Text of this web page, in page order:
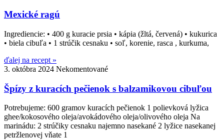
Mexické ragú
Ingrediencie: • 400 g kuracie prsia • kápia (žltá, červená) • kukurica
• biela cibuľa • 1 strúčik cesnaku • soľ, korenie, rasca , kurkuma,
ďalej na recept »
3. októbra 2024 Nekomentované
Špízy z kuracích pečienok s balzamikovou cibuľou
Potrebujeme: 600 gramov kuracích pečienok 1 polievková lyžica
ghee/kokosového oleja/avokádového oleja/olivového oleja Na
marinádu: 2 strúčiky cesnaku najemno nasekané 2 lyžice nasekanej
petržlenovej vňate 1